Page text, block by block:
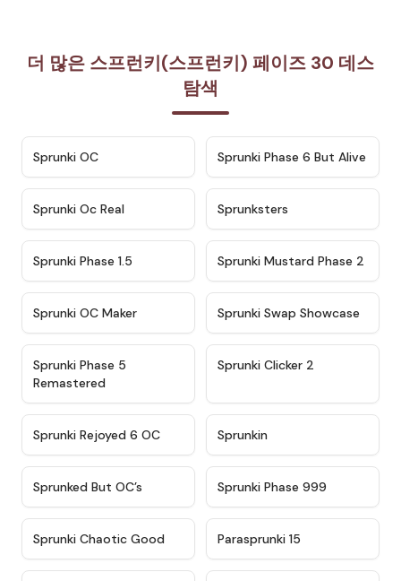
더 많은 스프런키(스프런키) 페이즈 30 데스
탐색
Sprunki OC ★ 4.9
Sprunki Phase 6 But Alive
Sprunki Oc Real Sprunksters
Sprunki Phase 1.5 ★ 4.4
Sprunki Mustard Phase 2
Sprunki OC Maker ★ 4.6
Sprunki Swap Showcase
Sprunki Phase 5
Remastered
Sprunki Clicker 2
★ 4.4
Sprunki Rejoyed 6 OC Sprunkin
Sprunked But OC’s Sprunki Phase 999
★ 4.7
Sprunki Chaotic Good Parasprunki 15